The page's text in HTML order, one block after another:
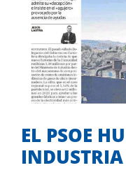
EL PSOE
EL PSOE